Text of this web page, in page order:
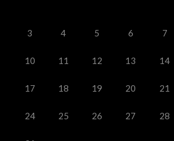
3 4 5 6 7
10 11 12 13 14
17 18 19 20 21
24 25 26 27 28